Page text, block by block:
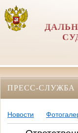
ПРЕСС-СЛУЖБА
Новости